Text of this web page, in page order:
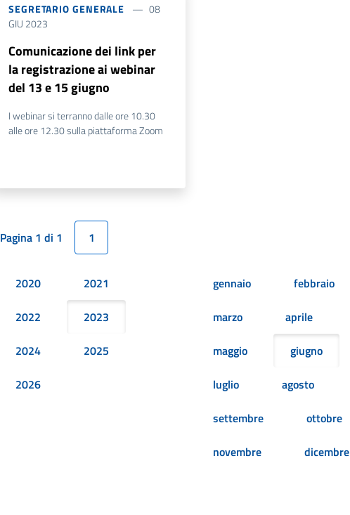
SEGRETARIO GENERALE
08
GIU 2023
Comunicazione dei link per
la registrazione ai webinar
del 13 e 15 giugno
I webinar si terranno dalle ore 10.30
alle ore 12.30 sulla piattaforma Zoom
Pagina 1 di 1 1
2020
2021
2022
2023
2024
2025
2026
gennaio
febbraio
marzo
aprile
maggio
giugno
luglio
agosto
settembre
ottobre
novembre
dicembre